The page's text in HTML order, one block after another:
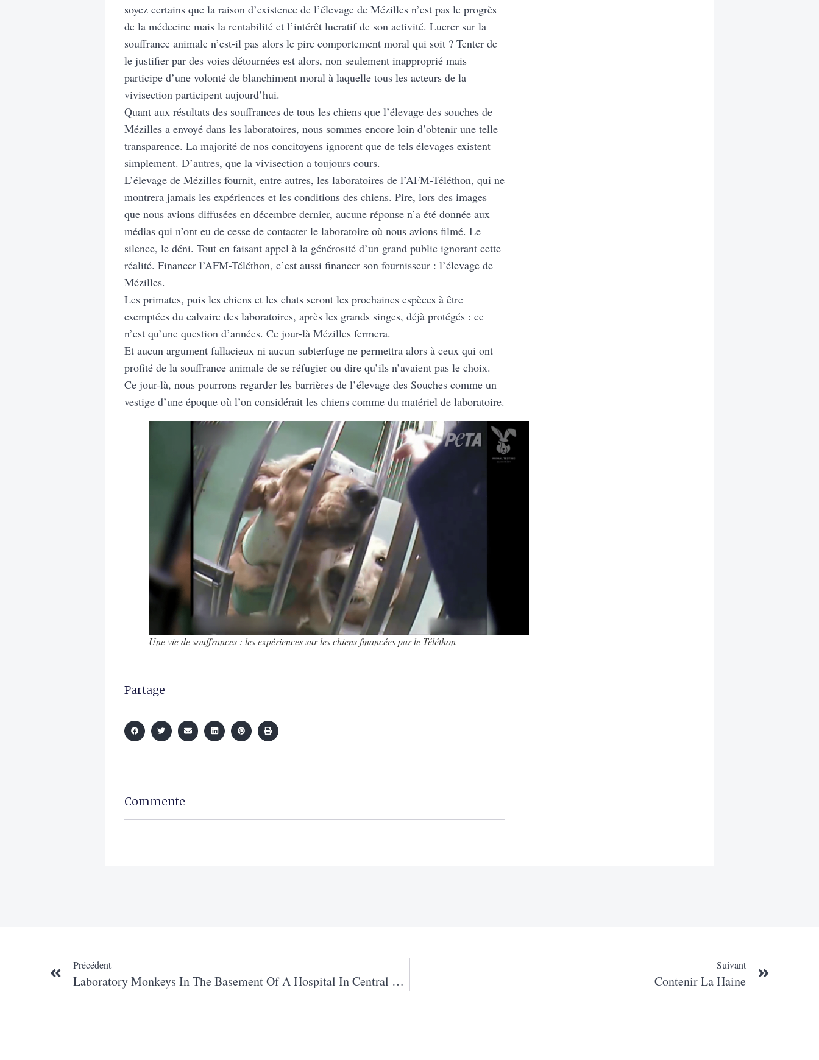
soyez certains que la raison d’existence de l’élevage de Mézilles n’est pas le progrès
de la médecine mais la rentabilité et l’intérêt lucratif de son activité. Lucrer sur la
souffrance animale n’est-il pas alors le pire comportement moral qui soit ? Tenter de
le justifier par des voies détournées est alors, non seulement inapproprié mais
participe d’une volonté de blanchiment moral à laquelle tous les acteurs de la
vivisection participent aujourd’hui.
Quant aux résultats des souffrances de tous les chiens que l’élevage des souches de
Mézilles a envoyé dans les laboratoires, nous sommes encore loin d’obtenir une telle
transparence. La majorité de nos concitoyens ignorent que de tels élevages existent
simplement. D’autres, que la vivisection a toujours cours.
L’élevage de Mézilles fournit, entre autres, les laboratoires de l’AFM-Téléthon, qui ne
montrera jamais les expériences et les conditions des chiens. Pire, lors des images
que nous avions diffusées en décembre dernier, aucune réponse n’a été donnée aux
médias qui n’ont eu de cesse de contacter le laboratoire où nous avions filmé. Le
silence, le déni. Tout en faisant appel à la générosité d’un grand public ignorant cette
réalité. Financer l’AFM-Téléthon, c’est aussi financer son fournisseur : l’élevage de
Mézilles.
Les primates, puis les chiens et les chats seront les prochaines espèces à être
exemptées du calvaire des laboratoires, après les grands singes, déjà protégés : ce
n’est qu’une question d’années. Ce jour-là Mézilles fermera.
Et aucun argument fallacieux ni aucun subterfuge ne permettra alors à ceux qui ont
profité de la souffrance animale de se réfugier ou dire qu’ils n’avaient pas le choix.
Ce jour-là, nous pourrons regarder les barrières de l’élevage des Souches comme un
vestige d’une époque où l’on considérait les chiens comme du matériel de laboratoire.
Une vie de souffrances : les expériences sur les chiens financées par le Téléthon
Partage
Commente
Précédent
Laboratory Monkeys In The Basement Of A Hospital In Central Paris
Suivant
Contenir La Haine